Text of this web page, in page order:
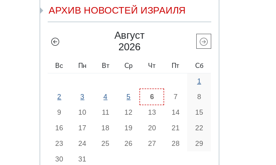
АРХИВ НОВОСТЕЙ ИЗРАИЛЯ
Август
2026
Вс Пн Вт Ср Чт Пт Сб
1
2
3 4 5 6 7
8
9
10 11 12 13 14
15
16
17 18 19 20 21
22
23
24 25 26 27 28
29
30
31